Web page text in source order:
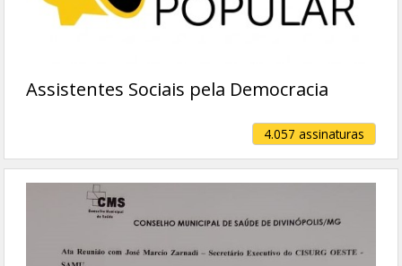
Assistentes Sociais pela Democracia
4.057 assinaturas